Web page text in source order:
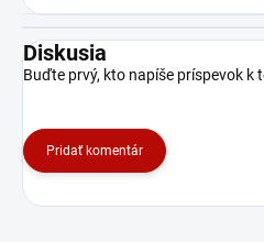
Diskusia
Buďte prvý, kto napíše príspevok k
Pridať komentár